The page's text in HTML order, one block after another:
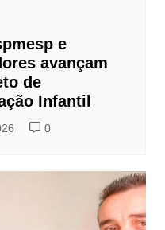
e
avançam
de
Infantil
0